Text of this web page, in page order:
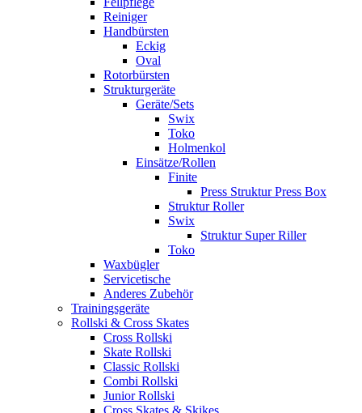
Reiniger
Handbürsten
Eckig
Oval
Rotorbürsten
Strukturgeräte
Geräte/Sets
Swix
Toko
Holmenkol
Einsätze/Rollen
Finite
Press Struktur Press Box
Struktur Roller
Swix
Struktur Super Riller
Toko
Waxbügler
Servicetische
Anderes Zubehör
Trainingsgeräte
Rollski & Cross Skates
Cross Rollski
Skate Rollski
Classic Rollski
Combi Rollski
Junior Rollski
Cross Skates & Skikes